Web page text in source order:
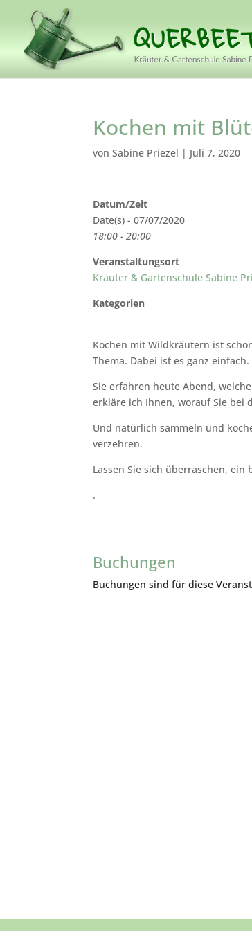
Kochen mit
vonSabine Priezel | Juli 7, 2020
Datum/Zeit
Date(s) - 07/07/2020
18:00 - 20:00
Veranstaltungsort
Kräuter & Gartenschule Sabine
Kategorien
Kochen mit Wildkräutern ist
Thema. Dabei ist es ganz einfach.
Sie erfahren heute Abend,
erkläre ich Ihnen, worauf Sie bei
Und natürlich sammeln und
verzehren.
Lassen Sie sich überraschen,
.
Buchungen
Buchungen sind für diese